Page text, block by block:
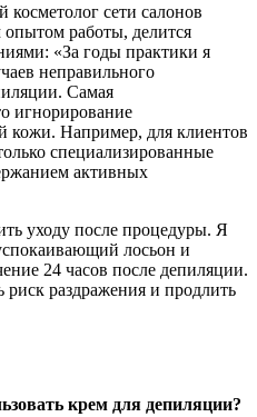
сети салонов
работы, делится
«За годы практики я
неправильного
Самая
игнорирование
кожи. Например, для клиентов
специализированные
активных
уходу после процедуры. Я
лосьон и
24 часов после депиляции.
раздражения и продлить
крем для депиляции?